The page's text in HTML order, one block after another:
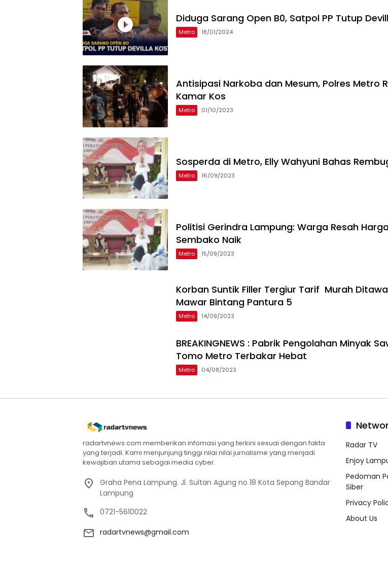
Diduga Sarang Open B0, Satpol PP Tutup
Metro 18/01/2024
Antisipasi Narkoba dan Mesum, Polres Metro
Kamar Kos
Metro 01/10/2023
Sosperda di Metro, Elly Wahyuni Bahas
Metro 16/09/2023
Politisi Gerindra Lampung: Warga Resah
Sembako Naik
Metro 15/09/2023
Korban Suntik Filler Tergiur Tarif Murah
Mawar Bintang Pantura 5
Metro 14/09/2023
BREAKINGNEWS : Pabrik Pengolahan Minyak
Tomo Metro Terbakar Hebat
Metro 04/08/2023
radartvnews.com memberikan infomasi yang terkini sesuai dengan fakta
yang terjadi. Kami menjunjung tinggi nilai nilai jurnalisme yang menjadi
kewajiban utama sebagai media cyber.
Graha Pena Lampung. Jl. Sultan Agung no 18 Kota Sepang Bandar
Lampung
0721-5610022
radartvnews@gmail.com
Radar TV
Enjoy
Pedoman
Siber
Privacy
About Us